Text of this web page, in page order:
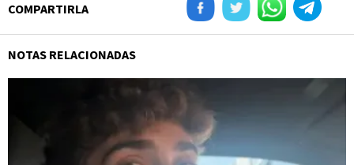
COMPARTIRLA
NOTAS RELACIONADAS